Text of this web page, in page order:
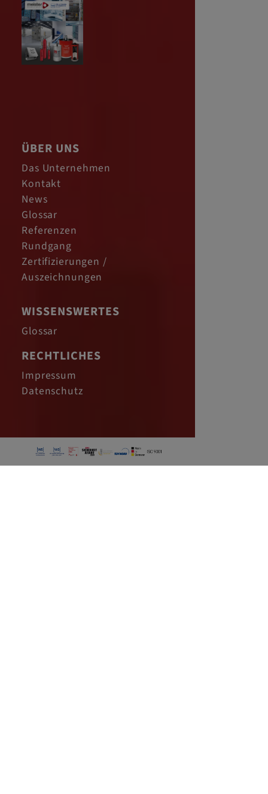
ÜBER UNS
Das Unternehmen
Kontakt
News
Glossar
Referenzen
Rundgang
Zertifizierungen /
Auszeichnungen
WISSENSWERTES
Glossar
RECHTLICHES
Impressum
Datenschutz